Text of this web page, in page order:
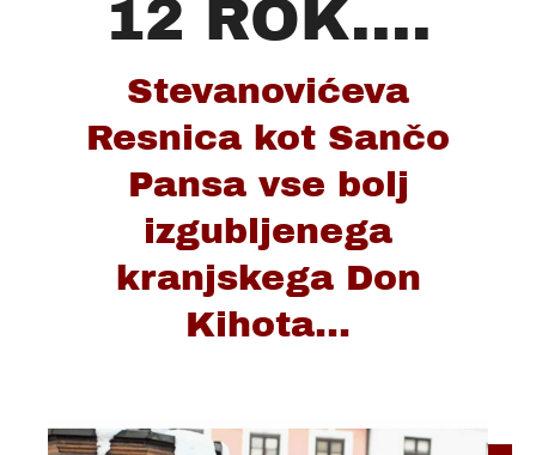
12 ROK....
Stevanovićeva
Resnica kot Sančo
Pansa vse bolj
izgubljenega
kranjskega Don
Kihota...